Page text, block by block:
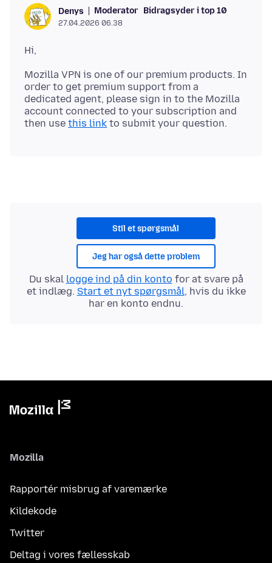
Denys Moderator Bidragsyder i top 10
27.04.2026 06.38
Mozilla VPN is one of our premium products. In
order to get premium support from a
dedicated agent, please sign in to the Mozilla
account connected to your subscription and
then use this link
Stil et spørgsmål
Jeg har også dette problem
Du skal logge ind på din konto for at svare på
et indlæg. Start et nyt spørgsmål, hvis du ikke
har en konto endnu.
Mozilla
Rapportér misbrug af varemærke
Kildekode
Twitter
Deltag i vores fællesskab